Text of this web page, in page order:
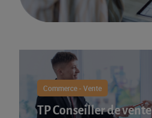
Commerce - Vente
TP Conseiller de vente